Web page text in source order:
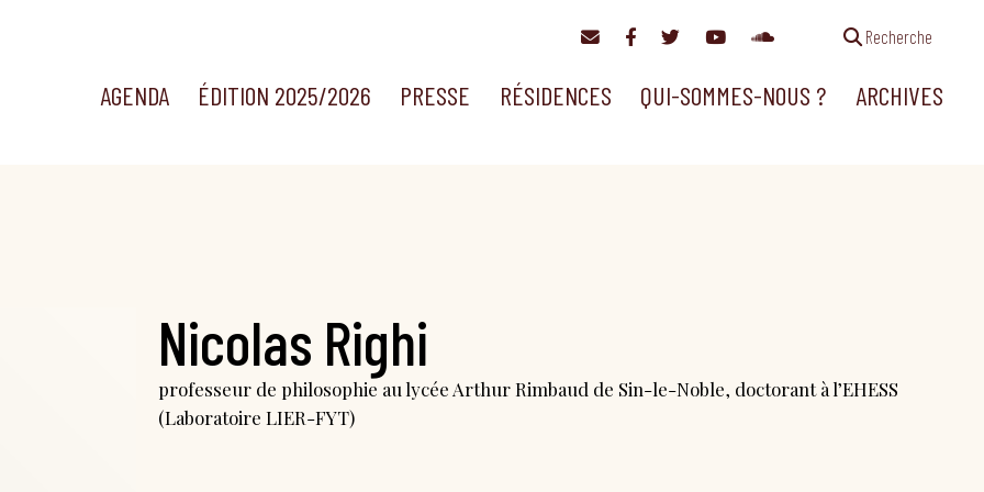
Recherche
AGENDA ÉDITION 2025/2026 PRESSE RÉSIDENCES QUI-SOMMES-NOUS ? ARCHIVES
Nicolas Righi
professeur de philosophie au lycée Arthur Rimbaud de Sin-le-Noble, doctorant à l’EHESS
(Laboratoire LIER-FYT)